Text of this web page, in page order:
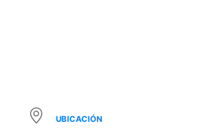
UBICACIÓN